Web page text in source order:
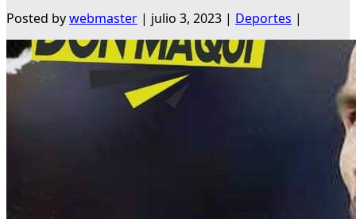
Posted bywebmaster | julio 3, 2023 | Deportes |